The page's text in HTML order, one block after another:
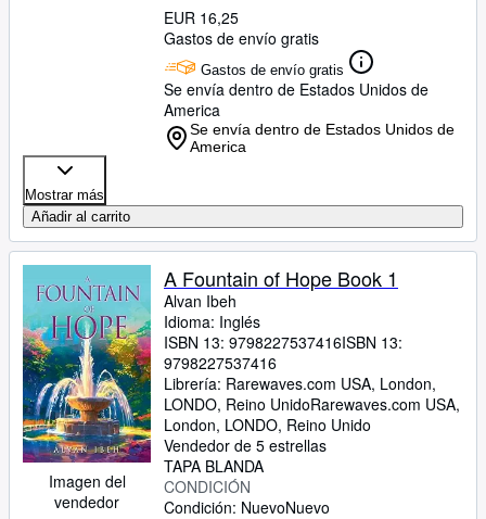
EUR 16,25
Gastos de envío gratis
Gastos de envío gratis
Se envía dentro de Estados Unidos de
America
Se envía dentro de Estados Unidos de
America
Mostrar más
Añadir al carrito
Imagen del
vendedor
A Fountain of Hope Book 1
Alvan Ibeh
Idioma: Inglés
ISBN 13: 9798227537416ISBN 13:
9798227537416
Librería: Rarewaves.com USA, London,
LONDO, Reino UnidoRarewaves.com USA,
London, LONDO, Reino Unido
Vendedor de 5 estrellas
TAPA BLANDA
CONDICIÓN
Condición: NuevoNuevo